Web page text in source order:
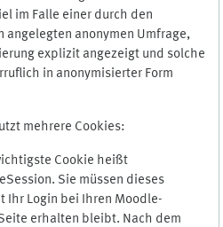
im Falle einer durch den
anonymen Umfrage,
explizit angezeigt und solche
in anonymisierter Form
mehrere Cookies:
Cookie heißt
Sie müssen dieses
Ihr Login bei Ihren Moodle-
erhalten bleibt. Nach dem